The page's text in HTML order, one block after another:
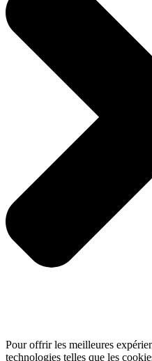
Pour offrir les meilleures
technologies telles que les